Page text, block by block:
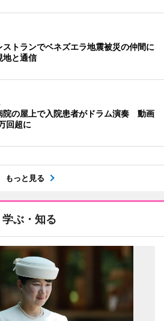
ストランでベネズエラ地震被災の仲間に
と通信
院の屋上で入院患者がドラム演奏 動画
回超に
もっと見る
学ぶ・知る